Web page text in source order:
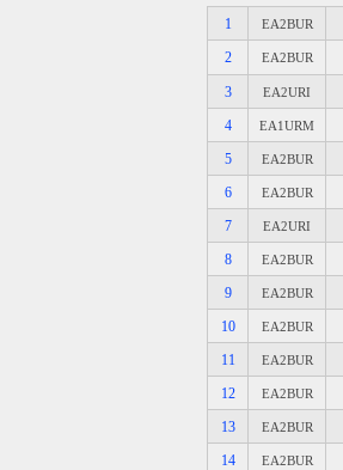
1 EA2BUR
2 EA2BUR
3 EA2URI
4 EA1URM
5 EA2BUR
6 EA2BUR
7 EA2URI
8 EA2BUR
9 EA2BUR
10 EA2BUR
11 EA2BUR
12 EA2BUR
13 EA2BUR
14 EA2BUR